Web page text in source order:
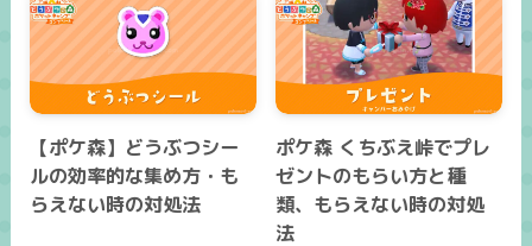
【ポケ森】どうぶつシー
ルの効率的な集め方・も
らえない時の対処法
ポケ森 くちぶえ峠でプレ
ゼントのもらい方と種
類、もらえない時の対処
法